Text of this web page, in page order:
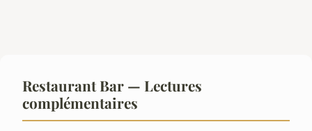
Restaurant Bar — Lectures
complémentaires